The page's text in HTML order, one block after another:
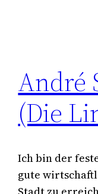
André
(Die
Ich bin der
gute